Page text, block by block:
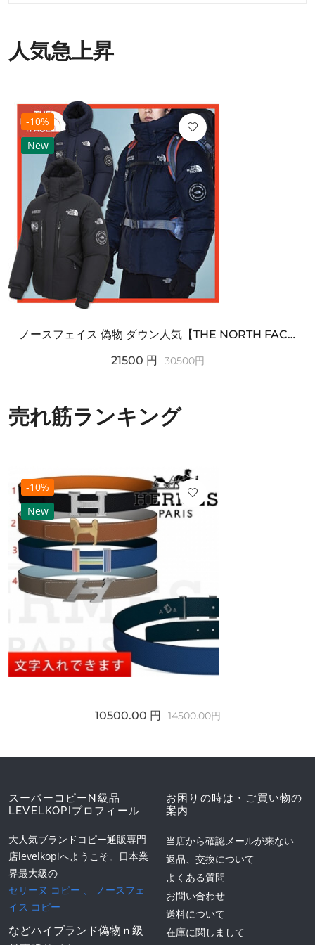
人気急上昇
-10%
New
ノースフェイス 偽物 ダウン人気【THE NORTH FACE】M'S 7 SUMMIT HIM...
21500 円 30500円
売れ筋ランキング
-10%
New
10500.00 円 14500.00円
スーパーコピーN級品
LEVELKOPIプロフィール
大人気ブランドコピー通販専門
店levelkopiへようこそ。日本業
界最大級の
セリーヌ コピー
ノースフェ
イス コピー
などハイブランド偽物ｎ級
お困りの時は・ご買い物の
案内
当店から確認メールが来ない
返品、交換について
よくある質問
お問い合わせ
送料について
在庫に関しまして